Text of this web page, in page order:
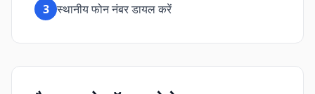
3 स्थानीय फोन नंबर डायल करें